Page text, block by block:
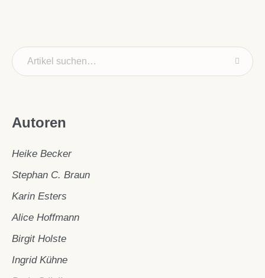
Autoren
Heike Becker
Stephan C. Braun
Karin Esters
Alice Hoffmann
Birgit Holste
Ingrid Kühne